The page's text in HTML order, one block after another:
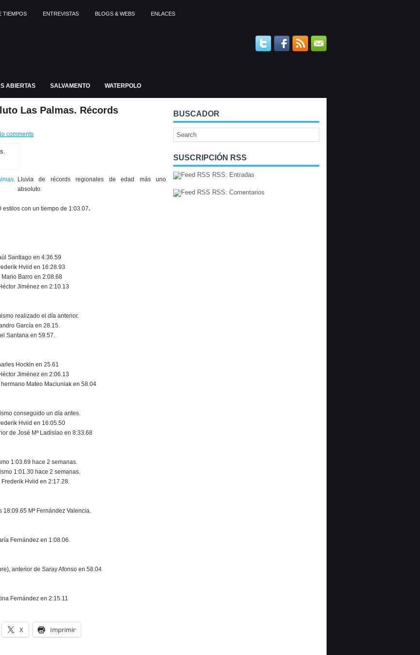
TIEMPOS ENTREVISTAS BLOGS & WEBS ENLACES
ABIERTAS SALVAMENTO WATERPOLO
Las Palmas. Récords
comments
Lluvia de récords regionales de edad más uno
absoluto.
estilos con un tiempo de 1:03.07.
Santiago en 4:36.59
Hviid en 16:28.93
Barro en 2:08.68
Jiménez en 2:10.13
realizado el día anterior.
García en 28.15.
Santana en 59.57.
Hockin en 25.61
Jiménez en 2:06.13
Mateo Maciuniak en 58.04
conseguido un día antes.
Hviid en 16:05.50
de José Mª Ladislao en 8:33.68
1:03.69 hace 2 semanas.
1:01.30 hace 2 semanas.
Hviid en 2:17.28.
Mª Fernández Valencia.
Fernández en 1:08.06.
anterior de Saray Afonso en 58.04
Fernández en 2:15.11
X Imprimir
BUSCADOR
SUSCRIPCIÓN RSS
RSS: Entradas
RSS: Comentarios